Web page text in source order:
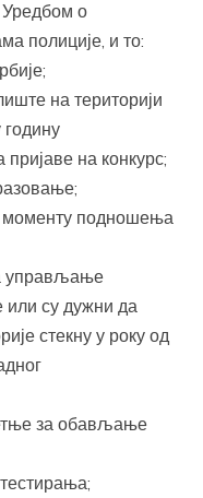
Уредбом о
полиције, и то:
на територији
на конкурс;
моменту подношења
управљање
или су дужни да
стекну у року од
за обављање